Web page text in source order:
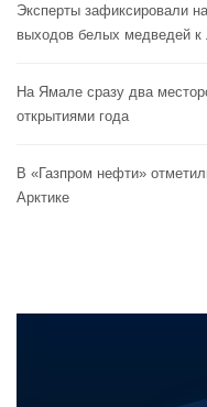
Эксперты зафиксировали
выходов белых медведей
На Ямале сразу два
открытиями года
В «Газпром нефти»
Арктике